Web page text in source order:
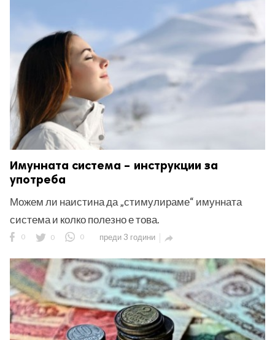
Имунната система – инструкции за
употреба
Можем ли наистина да „стимулираме“ имунната
система и колко полезно е това.
0 0 0 преди 3 години 